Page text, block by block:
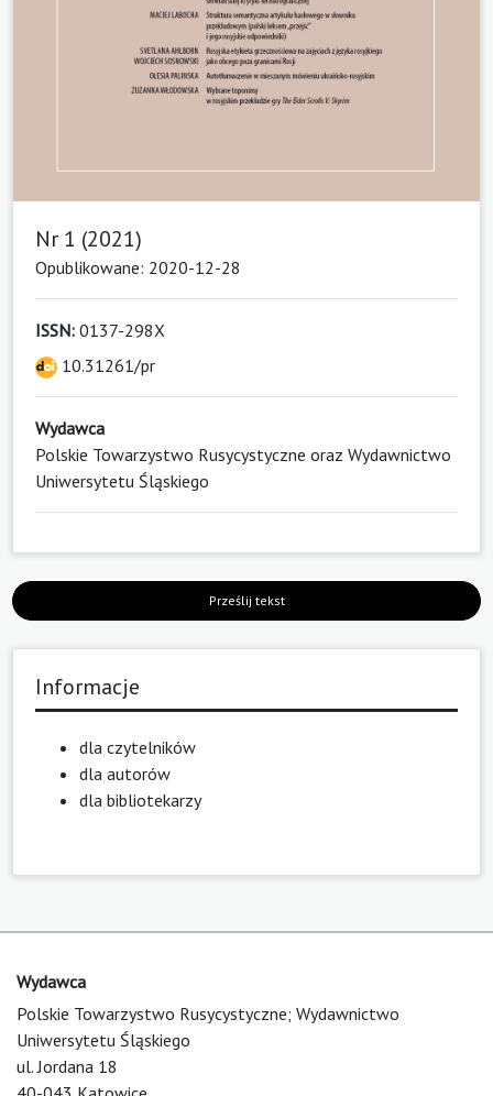
Nr 1 (2021)
Opublikowane: 2020-12-28
ISSN: 0137-298X
10.31261/pr
Wydawca
Polskie Towarzystwo Rusycystyczne oraz Wydawnictwo
Uniwersytetu Śląskiego
Prześlij tekst
Informacje
dla czytelników
dla autorów
dla bibliotekarzy
Wydawca
Polskie Towarzystwo Rusycystyczne; Wydawnictwo
Uniwersytetu Śląskiego
ul. Jordana 18